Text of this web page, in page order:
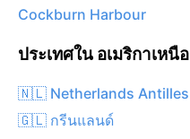
Cockburn Harbour
ประเทศใน อเมริกาเหนือ
🇳🇱 Netherlands Antilles
🇬🇱 กรีนแลนด์